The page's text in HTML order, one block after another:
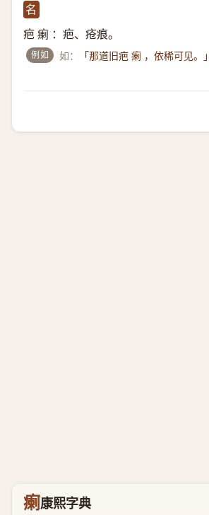
名
疤 瘌 ：疤、疮痕。
例如 如： 「那道旧疤 瘌 ，依稀可见。」
瘌康熙字典